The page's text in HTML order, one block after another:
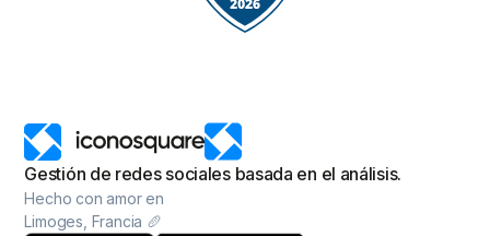
Gestión de redes sociales basada en el análisis.
Hecho con amor en
Limoges, Francia 🥖